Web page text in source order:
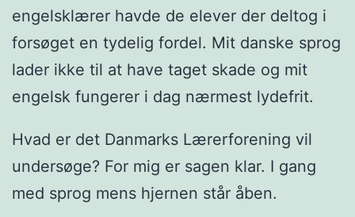
engelsklærer havde de elever der deltog i
forsøget en tydelig fordel. Mit danske sprog
lader ikke til at have taget skade og mit
engelsk fungerer i dag nærmest lydefrit.
Hvad er det Danmarks Lærerforening vil
undersøge? For mig er sagen klar. I gang
med sprog mens hjernen står åben.